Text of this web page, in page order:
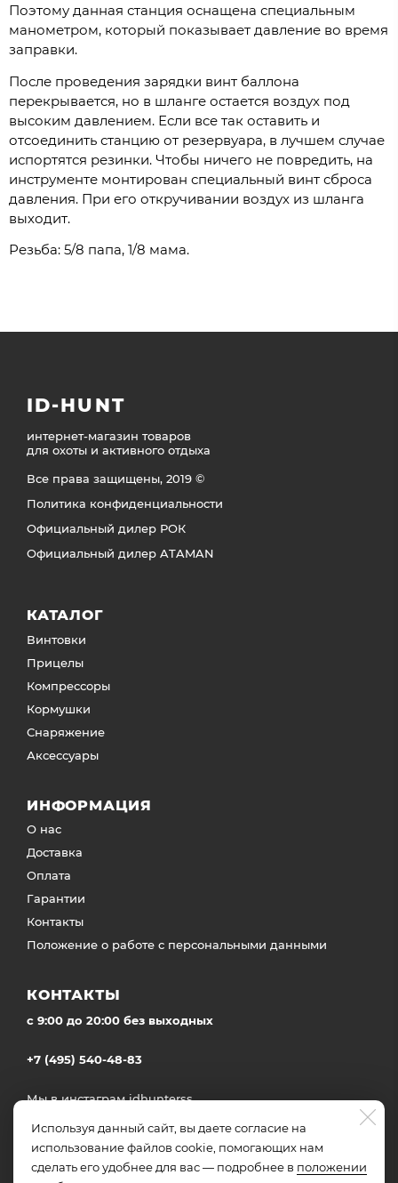
Поэтому данная станция оснащена специальным
манометром, который показывает давление во время
заправки.
После проведения зарядки винт баллона
перекрывается, но в шланге остается воздух под
высоким давлением. Если все так оставить и
отсоединить станцию от резервуара, в лучшем случае
испортятся резинки. Чтобы ничего не повредить, на
инструменте монтирован специальный винт сброса
давления. При его откручивании воздух из шланга
выходит.
Резьба: 5/8 папа, 1/8 мама.
Используя данный сайт, вы даете согласие на
использование файлов cookie, помогающих нам
сделать его удобнее для вас — подробнее в положении
ID-HUNT
интернет-магазин товаров
для охоты и активного отдыха
Все права защищены, 2019 ©
Политика конфиденциальности
Официальный дилер РОК
Официальный дилер ATAMAN
КАТАЛОГ
Винтовки
Прицелы
Компрессоры
Кормушки
Снаряжение
Аксессуары
ИНФОРМАЦИЯ
О нас
Доставка
Оплата
Гарантии
Контакты
Положение о работе с персональными данными
КОНТАКТЫ
c 9:00 до 20:00 без выходных
+7 (495) 540-48-83
Мы в инстаграмidhunterss
Доставка во все регионы России